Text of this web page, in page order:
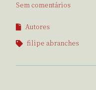
Sem comentários
Autores
filipe abranches